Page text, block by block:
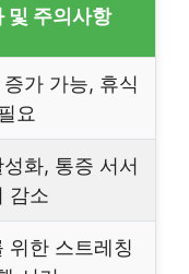
및 주의사항
가 가능, 휴식
요
화, 통증 서서
감소
위한 스트레칭